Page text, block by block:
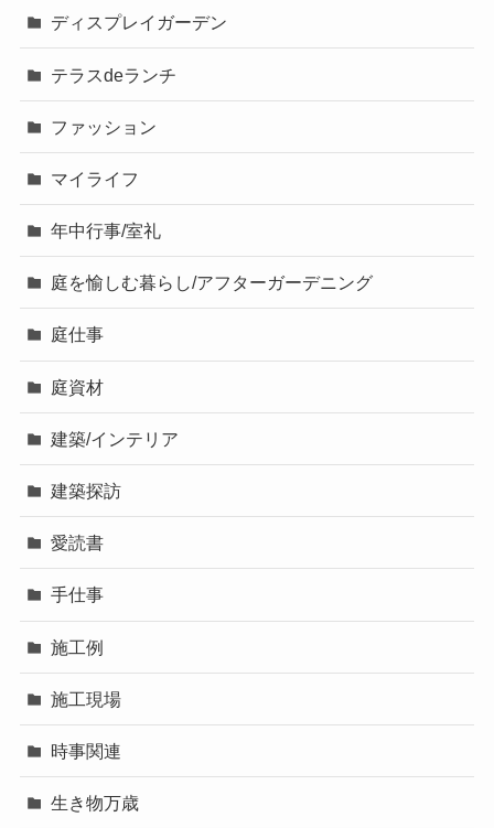
ディスプレイガーデン
テラスdeランチ
ファッション
マイライフ
年中行事/室礼
庭を愉しむ暮らし/アフターガーデニング
庭仕事
庭資材
建築/インテリア
建築探訪
愛読書
手仕事
施工例
施工現場
時事関連
生き物万歳